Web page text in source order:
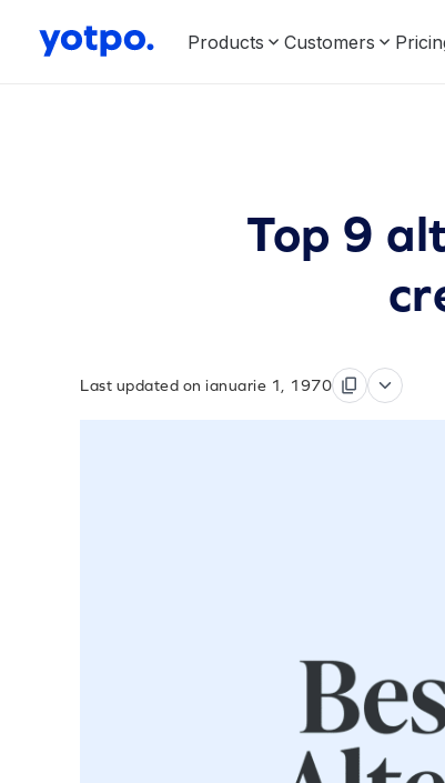
Products Customers
Top 9
Last updated on ianuarie 1, 1970